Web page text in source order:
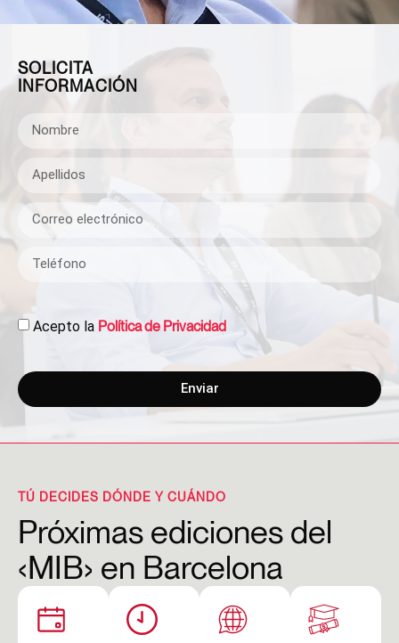
SOLICITA
INFORMACIÓN
Acepto la Política de Privacidad
Enviar
TÚ DECIDES DÓNDE Y CUÁNDO
Próximas ediciones del
‹MIB› en Barcelona